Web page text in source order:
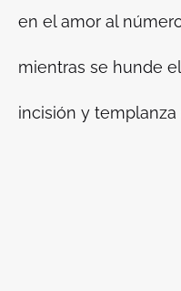
en el amor al
mientras se hunde
incisión y